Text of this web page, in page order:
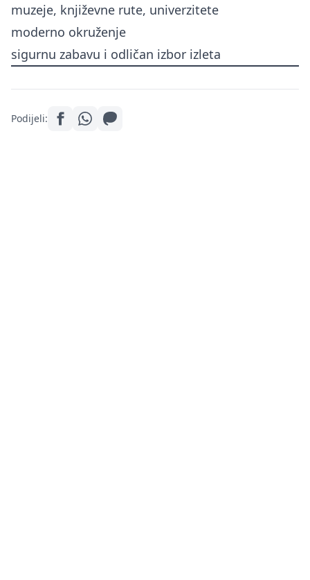
muzeje, književne rute, univerzitete
moderno okruženje
sigurnu zabavu i odličan izbor izleta
Podijeli: